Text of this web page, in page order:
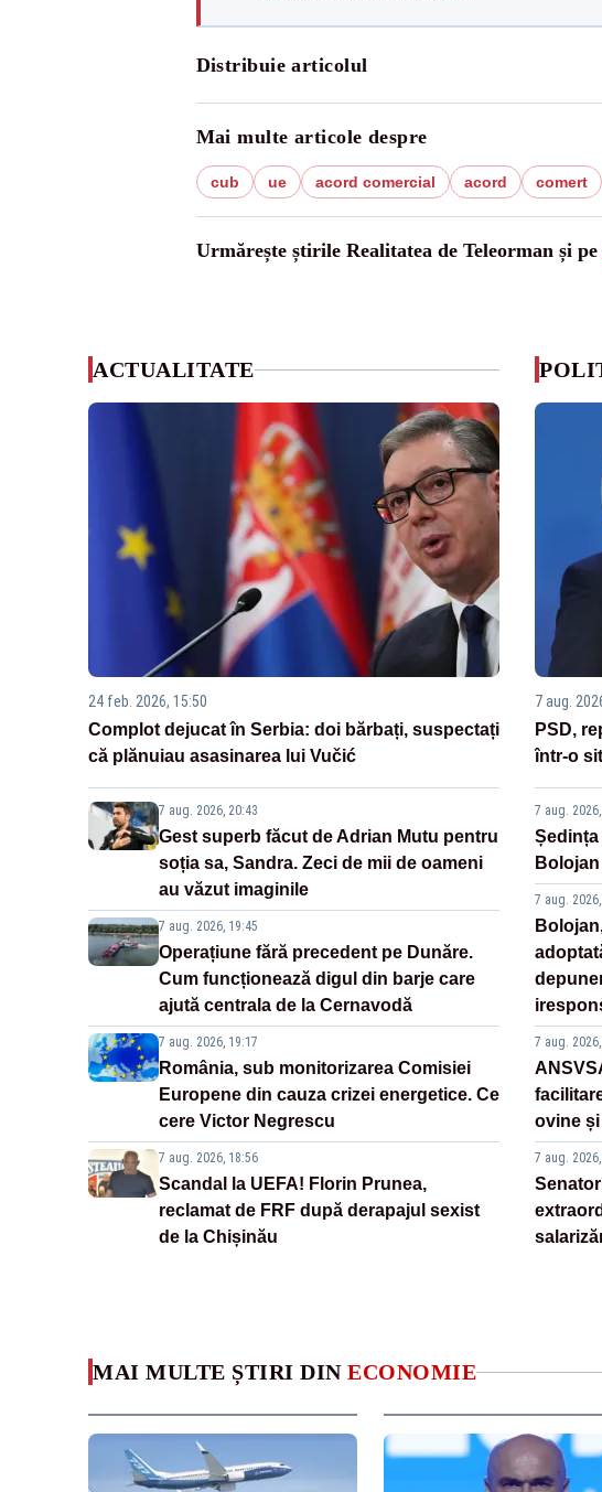
Distribuie articolul
Mai multe articole despre
cub ue acord comercial acord comert
Urmărește știrile Realitatea de Teleorman și pe
ACTUALITATE
24 feb. 2026, 15:50
Complot dejucat în Serbia: doi bărbați, suspectați
că plănuiau asasinarea lui Vučić
7 aug. 2026, 20:43
Gest superb făcut de Adrian Mutu pentru
soția sa, Sandra. Zeci de mii de oameni
au văzut imaginile
7 aug. 2026, 19:45
Operațiune fără precedent pe Dunăre.
Cum funcționează digul din barje care
ajută centrala de la Cernavodă
7 aug. 2026, 19:17
România, sub monitorizarea Comisiei
Europene din cauza crizei energetice. Ce
cere Victor Negrescu
7 aug. 2026, 18:56
Scandal la UEFA! Florin Prunea,
reclamat de FRF după derapajul sexist
de la Chișinău
7 aug.
PSD,
într-o
7 aug. 2026,
7 aug. 2026,
7 aug.
ovine
7 aug.
MAI MULTE ȘTIRI DIN ECONOMIE